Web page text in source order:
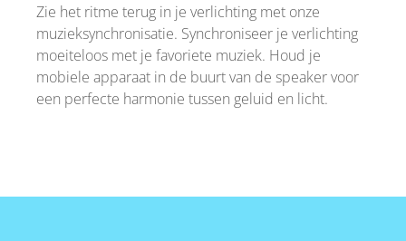
Zie het ritme terug in je verlichting met onze
muzieksynchronisatie. Synchroniseer je verlichting
moeiteloos met je favoriete muziek. Houd je
mobiele apparaat in de buurt van de speaker voor
een perfecte harmonie tussen geluid en licht.